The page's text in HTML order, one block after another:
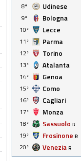
8º
Udinese
9º
Bologna
10º
Lecce
11º
Parma
12º
Torino
13º
Atalanta
14º
Genoa
15º
Como
16º
Cagliari
17º
Monza
18º
Sassuolo R
19º
Frosinone R
20º
Venezia R